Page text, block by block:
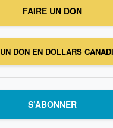
FAIRE UN DON
DON EN DOLLARS
S’ABONNER